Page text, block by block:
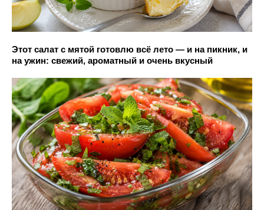
Этот салат с мятой готовлю всё лето — и на пикник, и
на ужин: свежий, ароматный и очень вкусный